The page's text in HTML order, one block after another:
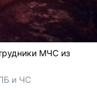
МЧС из
и ЧС